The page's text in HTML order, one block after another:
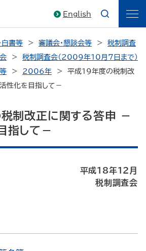
English
白書等 審議会・懇談会等
税制調査
税制調査会（2009年10月7日まで）
2006年
平成19年度の税制改
性化を目指して－
制改正に関する答申 －
指して－
平成18年12月
税制調査会